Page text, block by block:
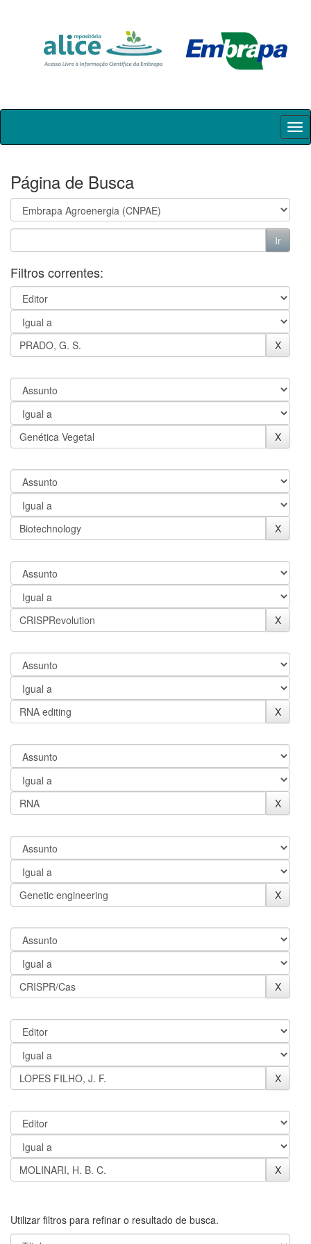
Skip
Página de Busca
Filtros correntes:
Utilizar filtros para refinar o resultado de busca.